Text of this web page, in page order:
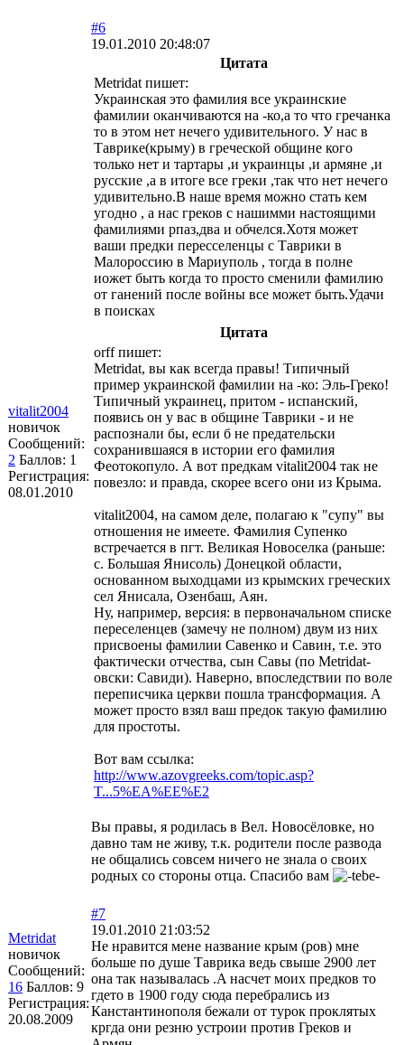
vitalit2004
новичок
Сообщений:
2 Баллов: 1
Регистрация:
08.01.2010
#6
19.01.2010 20:48:07
Цитата
Metridat пишет:
Украинская это фамилия все украинские
фамилии оканчиваются на -ко,а то что гречанка
то в этом нет нечего удивительного. У нас в
Таврике(крыму) в греческой общине кого
только нет и тартары ,и украинцы ,и армяне ,и
русские ,а в итоге все греки ,так что нет нечего
удивительно.В наше время можно стать кем
угодно , а нас греков с нашимми настоящими
фамилиями рпаз,два и обчелся.Хотя может
ваши предки пересселенцы с Таврики в
Малороссию в Мариуполь , тогда в полне
иожет быть когда то просто сменили фамилию
от ганений после войны все может быть.Удачи
в поисках
Цитата
orff пишет:
Metridat, вы как всегда правы! Типичный
пример украинской фамилии на -ко: Эль-Греко!
Типичный украинец, притом - испанский,
появись он у вас в общине Таврики - и не
распознали бы, если б не предательски
сохранившаяся в истории его фамилия
Феотокопуло. А вот предкам vitalit2004 так не
повезло: и правда, скорее всего они из Крыма.
vitalit2004, на самом деле, полагаю к "супу" вы
отношения не имеете. Фамилия Супенко
встречается в пгт. Великая Новоселка (раньше:
с. Большая Янисоль) Донецкой области,
основанном выходцами из крымских греческих
сел Янисала, Озенбаш, Аян.
Ну, например, версия: в первоначальном списке
переселенцев (замечу не полном) двум из них
присвоены фамилии Савенко и Савин, т.е. это
фактически отчества, сын Савы (по Metridat-
овски: Савиди). Наверно, впоследствии по воле
переписчика церкви пошла трансформация. А
может просто взял ваш предок такую фамилию
для простоты.
Вот вам ссылка:
http://www.azovgreeks.com/topic.asp?
T...5%EA%EE%E2
Вы правы, я родилась в Вел. Новосёловке, но
давно там не живу, т.к. родители после развода
не общались совсем ничего не знала о своих
родных со стороны отца. Спасибо вам
Metridat
новичок
Сообщений:
16 Баллов: 9
Регистрация:
20.08.2009
#7
19.01.2010 21:03:52
Не нравится мене название крым (ров) мне
больше по душе Таврика ведь свыше 2900 лет
она так называлась .A насчет моих предков то
гдето в 1900 году сюда перебрались из
Канстантинополя бежали от турок проклятых
кргда они резню устроии против Греков и